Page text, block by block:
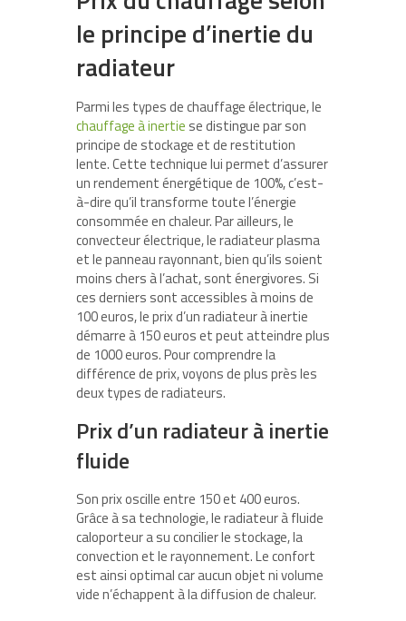
le principe d’inertie du
radiateur
Parmi les types de chauffage électrique, le
chauffage à inertie se distingue par son
principe de stockage et de restitution
lente. Cette technique lui permet d’assurer
un rendement énergétique de 100%, c’est-
à-dire qu’il transforme toute l’énergie
consommée en chaleur. Par ailleurs, le
convecteur électrique, le radiateur plasma
et le panneau rayonnant, bien qu’ils soient
moins chers à l’achat, sont énergivores. Si
ces derniers sont accessibles à moins de
100 euros, le prix d’un radiateur à inertie
démarre à 150 euros et peut atteindre plus
de 1000 euros. Pour comprendre la
différence de prix, voyons de plus près les
deux types de radiateurs.
Prix d’un radiateur à inertie
fluide
Son prix oscille entre 150 et 400 euros.
Grâce à sa technologie, le radiateur à fluide
caloporteur a su concilier le stockage, la
convection et le rayonnement. Le confort
est ainsi optimal car aucun objet ni volume
vide n’échappent à la diffusion de chaleur.